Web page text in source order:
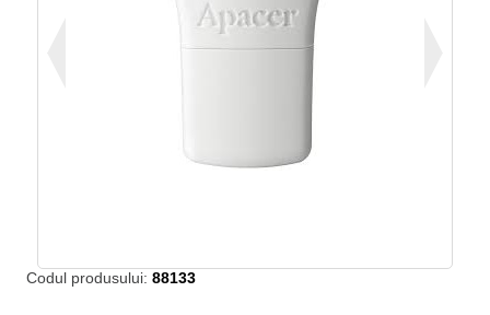
Codul produsului:88133